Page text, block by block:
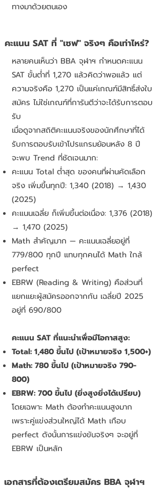
ทางมาด้วยตนเอง
คะแนน SAT ที่ "เซฟ" จริงๆ คือเท่าไหร่?
หลายคนเห็นว่า BBA จุฬาฯ กำหนดคะแนน
SAT ขั้นต่ำที่ 1,270 แล้วคิดว่าพอแล้ว แต่
ความจริงคือ 1,270 เป็นแค่เกณฑ์มีสิทธิ์ส่งใบ
สมัคร ไม่ใช่เกณฑ์ที่การันตีว่าจะได้รับการตอบ
รับ
เมื่อดูจากสถิติคะแนนจริงของนักศึกษาที่ได้
รับการตอบรับเข้าโปรแกรมย้อนหลัง 8 ปี
จะพบ Trend ที่ชัดเจนมาก:
คะแนน Total ต่ำสุด ของคนที่ผ่านคัดเลือก
จริง เพิ่มขึ้นทุกปี: 1,340 (2018) → 1,430
(2025)
คะแนนเฉลี่ย ก็เพิ่มขึ้นต่อเนื่อง: 1,376 (2018)
→ 1,470 (2025)
Math สำคัญมาก — คะแนนเฉลี่ยอยู่ที่
779/800 ทุกปี แทบทุกคนได้ Math ใกล้
perfect
EBRW (Reading & Writing) คือส่วนที่
แยกแยะผู้สมัครออกจากกัน เฉลี่ยปี 2025
อยู่ที่ 690/800
คะแนน SAT ที่แนะนำเพื่อมีโอกาสสูง:
Total: 1,480 ขึ้นไป (เป้าหมายจริง 1,500+)
Math: 780 ขึ้นไป (เป้าหมายจริง 790-
800)
EBRW: 700 ขึ้นไป (ยิ่งสูงยิ่งได้เปรียบ)
โดยเฉพาะ Math ต้องทำคะแนนสูงมาก
เพราะคู่แข่งส่วนใหญ่ได้ Math เกือบ
perfect ดังนั้นการแข่งขันจริงๆ จะอยู่ที่
EBRW เป็นหลัก
เอกสารที่ต้องเตรียมสมัคร BBA จุฬาฯ